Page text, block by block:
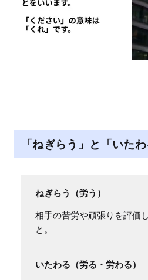
「ねぎらう」と「いた
ねぎらう（労う）
相手の苦労や頑張りを評価
と。
いたわる（労る・労わる）